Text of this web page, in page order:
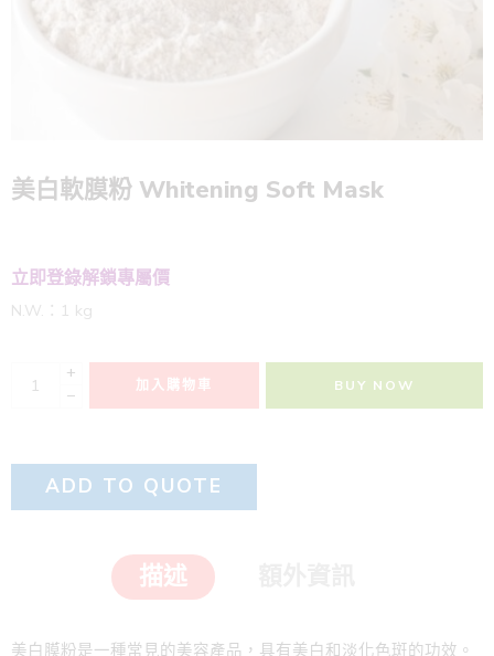
美白軟膜粉 Whitening Soft Mask
立即登錄解鎖專屬價
N.W.：1 kg
+
−
加入購物車 BUY NOW
ADD TO QUOTE
描述
美白膜粉是一種常見的美容產品，具有美白和淡化色斑的功效。